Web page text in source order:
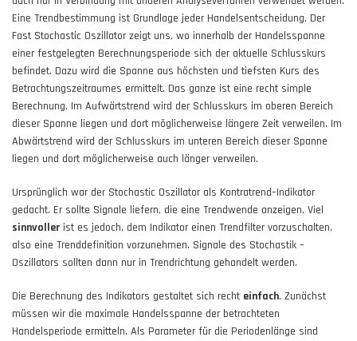
Eine Trendbestimmung ist Grundlage jeder Handelsentscheidung. Der
Fast Stochastic Oszillator zeigt uns, wo innerhalb der Handelsspanne
einer festgelegten Berechnungsperiode sich der aktuelle Schlusskurs
befindet. Dazu wird die Spanne aus höchsten und tiefsten Kurs des
Betrachtungszeitraumes ermittelt. Das ganze ist eine recht simple
Berechnung. Im Aufwärtstrend wird der Schlusskurs im oberen Bereich
dieser Spanne liegen und dort möglicherweise längere Zeit verweilen. Im
Abwärtstrend wird der Schlusskurs im unteren Bereich dieser Spanne
liegen und dort möglicherweise auch länger verweilen.
Ursprünglich war der Stochastic Oszillator als Kontratrend–Indikator
gedacht. Er sollte Signale liefern, die eine Trendwende anzeigen. Viel
sinnvoller ist es jedoch, dem Indikator einen Trendfilter vorzuschalten,
also eine Trenddefinition vorzunehmen. Signale des Stochastik –
Oszillators sollten dann nur in Trendrichtung gehandelt werden.
Die Berechnung des Indikators gestaltet sich recht einfach. Zunächst
müssen wir die maximale Handelsspanne der betrachteten
Handelsperiode ermitteln. Als Parameter für die Periodenlänge sind